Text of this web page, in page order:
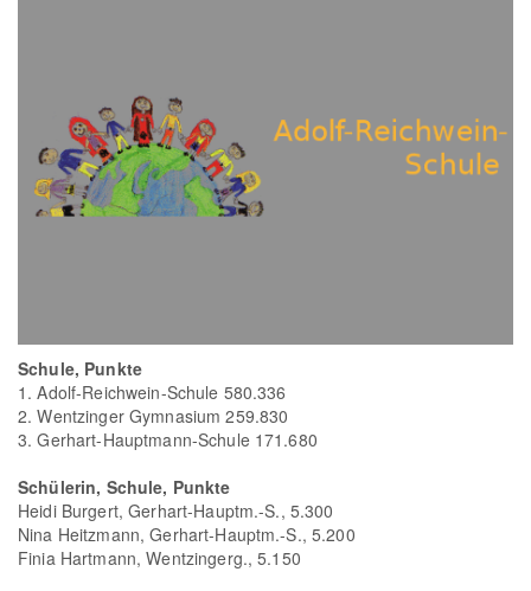
Schule, Punkte
1. Adolf-Reichwein-Schule 580.336
2. Wentzinger Gymnasium 259.830
3. Gerhart-Hauptmann-Schule 171.680
Schülerin, Schule, Punkte
Heidi Burgert, Gerhart-Hauptm.-S., 5.300
Nina Heitzmann, Gerhart-Hauptm.-S., 5.200
Finia Hartmann, Wentzingerg., 5.150